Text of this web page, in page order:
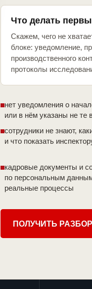
Что делать
Скажем, чего не
блоке: уведомление,
производственного
протоколы
нет уведомления о
или в нём указаны не те
сотрудники не знают,
и что показать
кадровые документы и
по персональным
реальные процессы
ПОЛУЧИТЬ